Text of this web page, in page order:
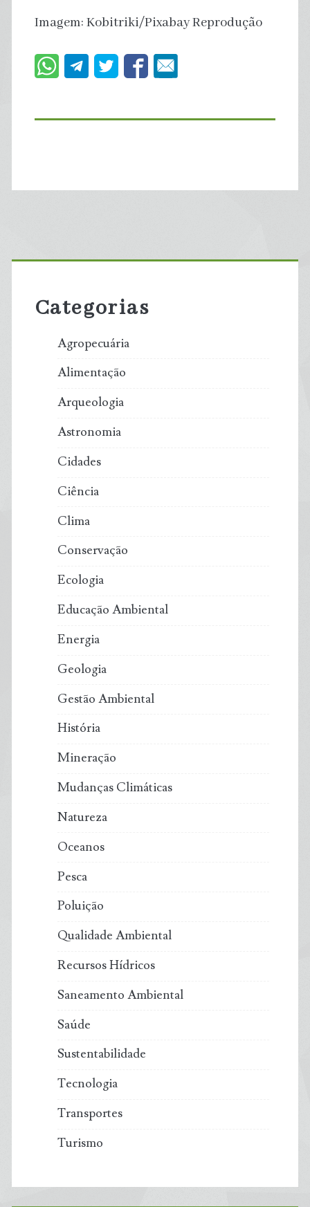
Imagem: Kobitriki/Pixabay Reprodução
Primary
Sidebar
Categorias
Agropecuária
Alimentação
Arqueologia
Astronomia
Cidades
Ciência
Clima
Conservação
Ecologia
Educação Ambiental
Energia
Geologia
Gestão Ambiental
História
Mineração
Mudanças Climáticas
Natureza
Oceanos
Pesca
Poluição
Qualidade Ambiental
Recursos Hídricos
Saneamento Ambiental
Saúde
Sustentabilidade
Tecnologia
Transportes
Turismo